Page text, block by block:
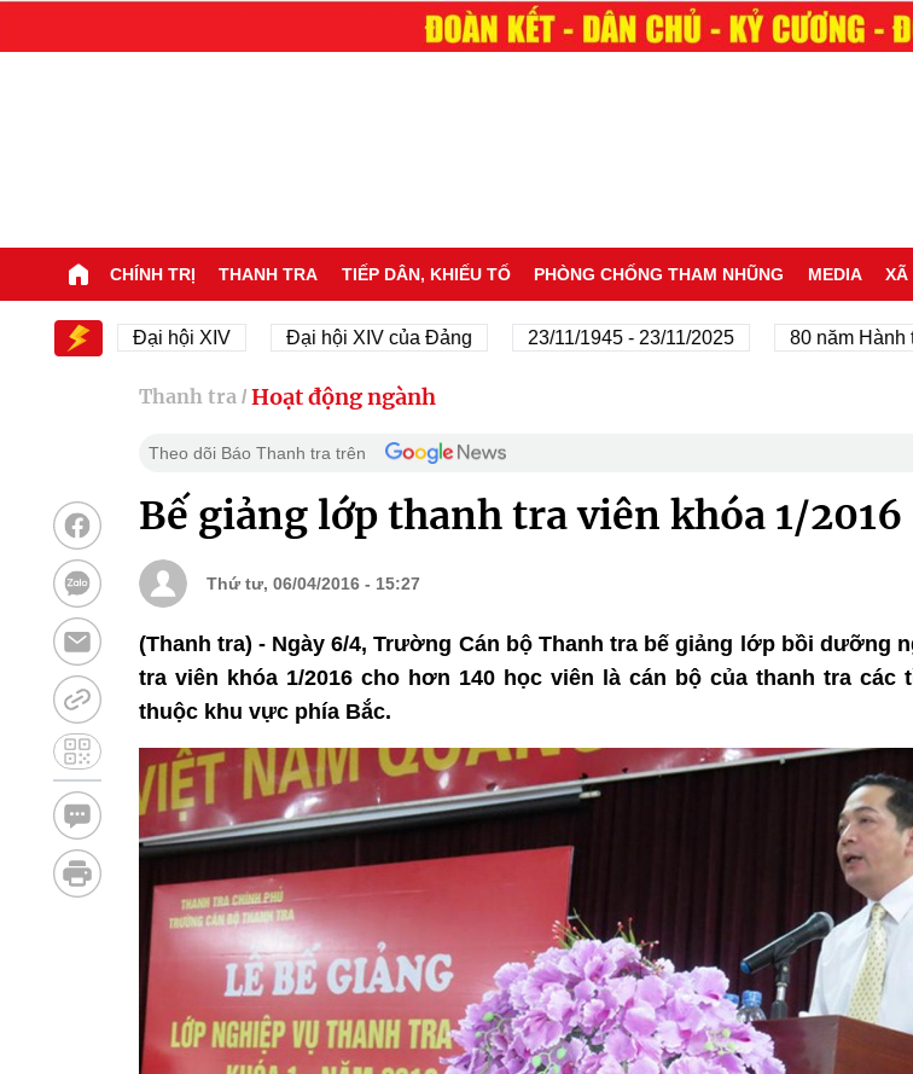
CHÍNH TRỊ THANH TRA TIẾP DÂN, KHIẾU TỐ PHÒNG CHỐNG THAM NHŨNG MEDIA XÃ
Đại hội XIV Đại hội XIV của Đảng 23/11/1945 - 23/11/2025 80 năm Hành trình
Thanh tra / Hoạt động ngành
Theo dõi Báo Thanh tra trên
Bế giảng lớp thanh tra viên khóa 1/2016
Thứ tư, 06/04/2016 - 15:27
(Thanh tra) - Ngày 6/4, Trường Cán bộ Thanh tra bế giảng lớp bồi dưỡng
tra viên khóa 1/2016 cho hơn 140 học viên là cán bộ của thanh tra các
thuộc khu vực phía Bắc.